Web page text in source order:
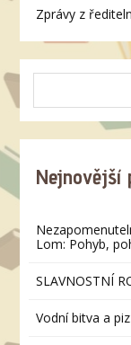
Zprávy z
Nejnovější
Lom: Pohyb,
SLAVNOSTNÍ
Vodní bitva a